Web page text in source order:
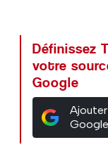
Définissez
votre
Google
Google